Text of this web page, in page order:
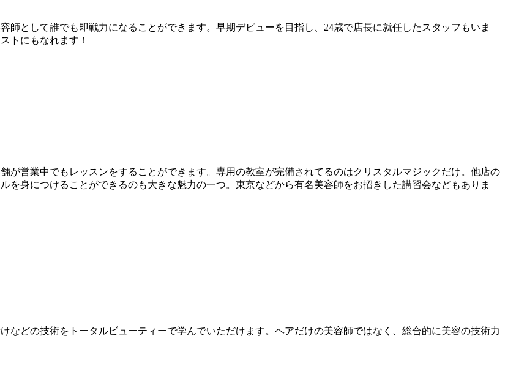
として誰でも即戦力になることができます。早期デビューを目指し、24歳で店長に就任したスタッフもいま
トにもなれます！
が営業中でもレッスンをすることができます。専用の教室が完備されてるのはクリスタルマジックだけ。他店の
を身につけることができるのも大きな魅力の一つ。東京などから有名美容師をお招きした講習会などもありま
などの技術をトータルビューティーで学んでいただけます。ヘアだけの美容師ではなく、総合的に美容の技術力